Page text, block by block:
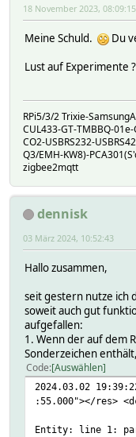
18 November 2023, 08:09:15
Meine Schuld.
Du
Lust auf Experimente
RPi5/3/2 Trixie-
CUL433-GT-TMBBQ-
CO2-USBRS232-
Q3/EMH-KW8)-
zigbee2mqtt
dennisk
03 März 2024, 10:52:43
Hallo zusammen,
seit gestern nutze ich
soweit auch gut
aufgefallen:
1. Wenn der auf dem
Sonderzeichen
Code Auswählen
2024.03.02
:55.000"></res>
Entity: line 1: